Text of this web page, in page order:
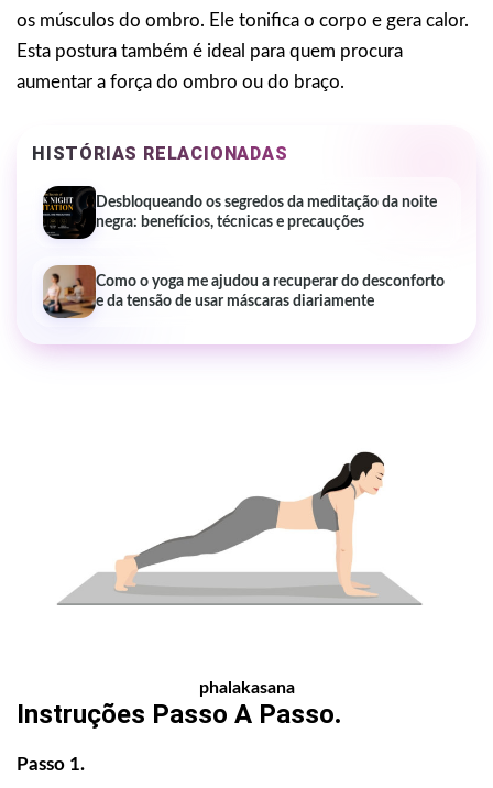
os músculos do ombro. Ele tonifica o corpo e gera calor.
Esta postura também é ideal para quem procura
aumentar a força do ombro ou do braço.
HISTÓRIAS RELACIONADAS
Desbloqueando os segredos da meditação da noite
negra: benefícios, técnicas e precauções
Como o yoga me ajudou a recuperar do desconforto
e da tensão de usar máscaras diariamente
phalakasana
Instruções Passo A Passo.
Passo 1.